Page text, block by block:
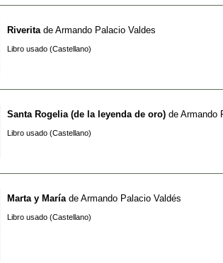
Riverita de Armando Palacio Valdes
Libro usado (Castellano)
Santa Rogelia (de la leyenda de oro) de Armando
Libro usado (Castellano)
Marta y María de Armando Palacio Valdés
Libro usado (Castellano)